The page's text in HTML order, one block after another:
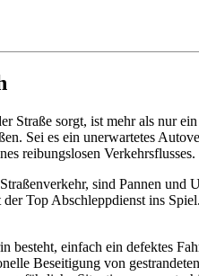
sorgt, ist mehr als nur
Sei es ein unerwartetes
reibungslosen Verkehrsflusses.
sind Pannen
Top Abschleppdienst ins
besteht, einfach ein defektes
Beseitigung von